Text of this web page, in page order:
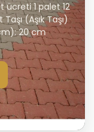
ücreti 1 palet 12
(Aşık Taşı)
20 cm